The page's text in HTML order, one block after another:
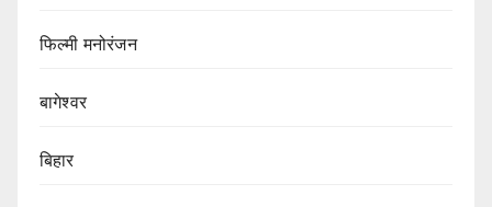
फिल्मी मनोरंजन
बागेश्वर
बिहार